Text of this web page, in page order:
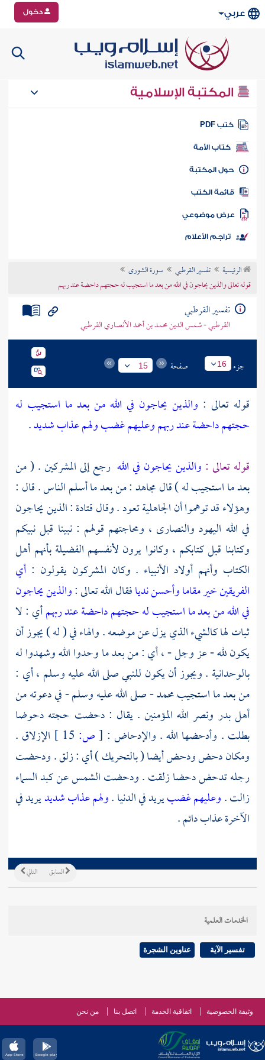
عربي دخول
المكتبة الإسلامية
كتب PDF
كتاب الأمة
المكتبة
الكتب
موضوعي
تراجم الأعلام
الرئيسية تفسير القرطبي
سورة الشورى
قوله تعالى والذين يحاجون في الله من بعد ما استجيب له حجتهم داحضة عند ربهم
تفسير القرطبي
القرطبي - شمس الدين محمد بن أحمد الأنصاري القرطبي
جزء 16 صفحة 15
قوله تعالى : والذين يحاجون في الله من بعد ما استجيب له
حجتهم داحضة عند ربهم وعليهم غضب ولهم عذاب شديد.
قوله تعالى : والذين يحاجون في الله رجع إلى المشركين . ( من
بعد ما استجيب له ) قالمجاهد: من بعد ما أسلم الناس . قال :
وهؤلاء قد توهموا أن الجاهلية تعود . وقالقتادة: الذين يحاجون
في الله اليهود والنصارى ، ومحاجتهم قولهم : نبينا قبل نبيكم
وكتابنا قبل كتابكم ، وكانوا يرون لأنفسهم الفضيلة بأنهم أهل
الكتاب وأنهم أولاد الأنبياء . وكان المشركون يقولون : أي
الفريقين خير مقاما وأحسن نديافقال الله تعالى :والذين يحاجون
في الله من بعد ما استجيب له حجتهم داحضة عند ربهمأي : لا
ثبات لها كالشيء الذي يزل عن موضعه . والهاء في ( له ) يجوز أن
يكون لله - عز وجل - ، أي : من بعد ما وحدوا الله وشهدوا له
بالوحدانية . ويجوز أن يكون للنبي صلى الله عليه وسلم ، أي :
من بعد ما استجيبمحمد- صلى الله عليه وسلم - في دعوته من
أهلبدر ونصر الله المؤمنين . يقال : دحضت حجته دحوضا
بطلت . وأدحضها الله . والإدحاض : [ص:
الإزلاق .
ومكان دحض ودحض أيضا ( بالتحريك ) أي : زلق . ودحضت
رجله تدحض دحضا زلقت . ودحضت الشمس عن كبد السماء
زالت .وعليهم غضبيريد في الدنيا .ولهم عذاب شديديريد في
الآخرة عذاب دائم .
التالي السابق
الخدمات العلمية
تفسير الآية عناوين الشجرة
وثيقة الخصوصية اتفاقية الخدمة اتصل بنا من نحن